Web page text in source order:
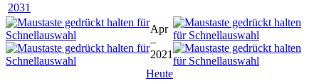
2031
Apr
–
2021
Heute